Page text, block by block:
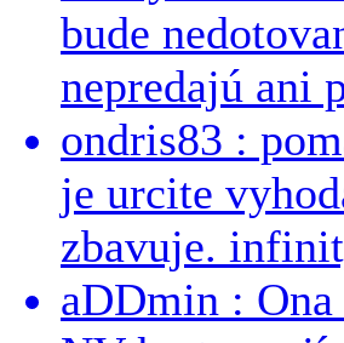
bude
nepredajú ani
ondris83 :
je urcite
zbavuje.
aDDmin :